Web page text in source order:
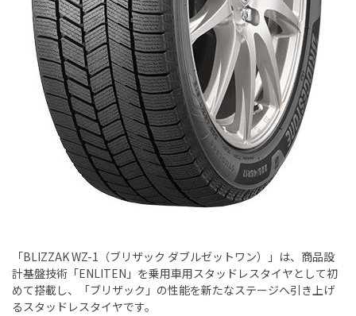
「BLIZZAK WZ-1（ブリザック ダブルゼットワン）」は、商品設
計基盤技術「ENLITEN」を乗用車用スタッドレスタイヤとして初
めて搭載し、「ブリザック」の性能を新たなステージへ引き上げ
るスタッドレスタイヤです。